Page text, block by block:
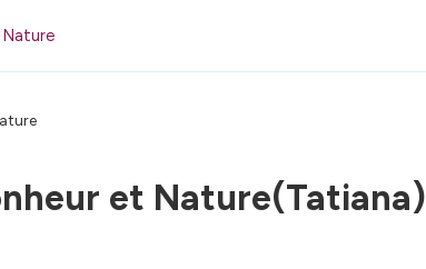
et Nature(Tatiana)